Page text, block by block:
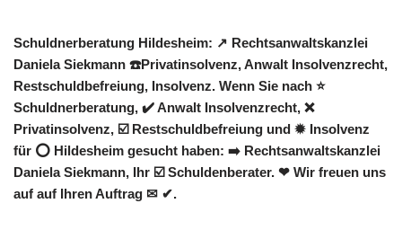
Schuldnerberatung Hildesheim: ↗️ Rechtsanwaltskanzlei
Daniela Siekmann ☎️Privatinsolvenz, Anwalt Insolvenzrecht,
Restschuldbefreiung, Insolvenz. Wenn Sie nach ⭐
Schuldnerberatung, ✔️ Anwalt Insolvenzrecht, ❌
Privatinsolvenz, ☑️ Restschuldbefreiung und ✹ Insolvenz
für ⭕ Hildesheim gesucht haben: ➡️ Rechtsanwaltskanzlei
Daniela Siekmann, Ihr ☑️ Schuldenberater. ❤ Wir freuen uns
auf auf Ihren Auftrag ✉ ✔.